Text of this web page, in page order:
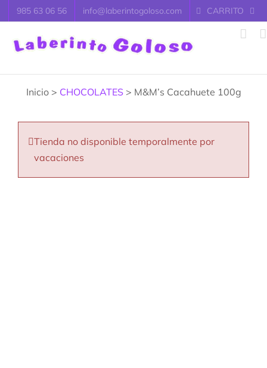
Saltar
al
contenido
985 63 06 56 info@laberintogoloso.com CARRITO
Inicio > CHOCOLATES> M&M’s Cacahuete 100g
Tienda no disponible temporalmente por
vacaciones